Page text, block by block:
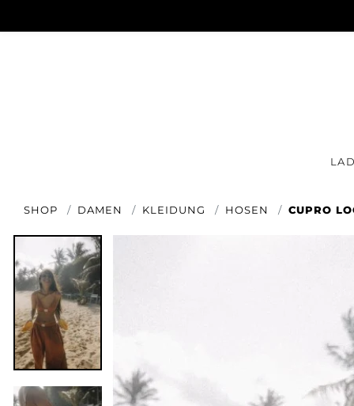
SHOP DAMEN KLEIDUNG HOSEN CUPRO